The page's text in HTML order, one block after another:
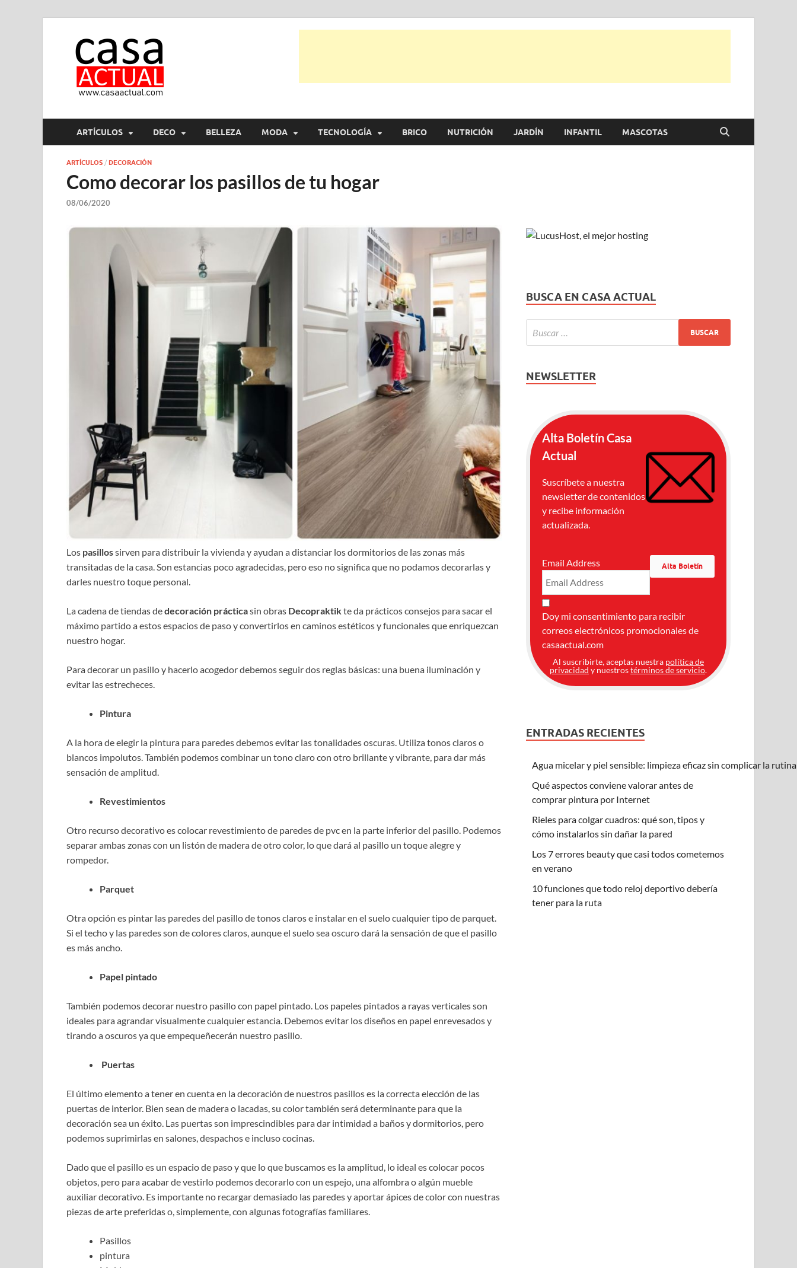
ARTÍCULOS DECO BELLEZA MODA TECNOLOGÍA BRICO NUTRICIÓN JARDÍN INFANTIL MASCOTAS
ARTÍCULOS / DECORACIÓN
Como decorar los pasillos de tu hogar
08/06/2020
Los pasillossirven para distribuir la vivienda y ayudan a distanciar los dormitorios de las zonas más
transitadas de la casa. Son estancias poco agradecidas, pero eso no significa que no podamos decorarlas y
darles nuestro toque personal.
La cadena de tiendas dedecoración prácticasin obras Decopraktikte da prácticos consejos para sacar el
máximo partido a estos espacios de paso y convertirlos en caminos estéticos y funcionales que enriquezcan
nuestro hogar.
Para decorar un pasillo y hacerlo acogedor debemos seguir dos reglas básicas: una buena iluminación y
evitar las estrecheces.
Pintura
A la hora de elegir la pintura para paredes debemos evitar las tonalidades oscuras. Utiliza tonos claros o
blancos impolutos. También podemos combinar un tono claro con otro brillante y vibrante, para dar más
sensación de amplitud.
Revestimientos
Otro recurso decorativo es colocar revestimiento de paredes de pvc en la parte inferior del pasillo. Podemos
separar ambas zonas con un listón de madera de otro color, lo que dará al pasillo un toque alegre y
rompedor.
Parquet
Otra opción es pintar las paredes del pasillo de tonos claros e instalar en el suelo cualquier tipo de parquet.
Si el techo y las paredes son de colores claros, aunque el suelo sea oscuro dará la sensación de que el pasillo
es más ancho.
Papel pintado
También podemos decorar nuestro pasillo con papel pintado. Los papeles pintados a rayas verticales son
ideales para agrandar visualmente cualquier estancia. Debemos evitar los diseños en papel enrevesados y
tirando a oscuros ya que empequeñecerán nuestro pasillo.
Puertas
El último elemento a tener en cuenta en la decoración de nuestros pasillos es la correcta elección de las
puertas de interior. Bien sean de madera o lacadas, su color también será determinante para que la
decoración sea un éxito. Las puertas son imprescindibles para dar intimidad a baños y dormitorios, pero
podemos suprimirlas en salones, despachos e incluso cocinas.
Dado que el pasillo es un espacio de paso y que lo que buscamos es la amplitud, lo ideal es colocar pocos
objetos, pero para acabar de vestirlo podemos decorarlo con un espejo, una alfombra o algún mueble
auxiliar decorativo. Es importante no recargar demasiado las paredes y aportar ápices de color con nuestras
piezas de arte preferidas o, simplemente, con algunas fotografías familiares.
Pasillos
pintura
BUSCA EN CASA ACTUAL
NEWSLETTER
Alta Boletín Casa
Actual
Suscríbete a nuestra
newsletter de contenidos
y recibe información
actualizada.
Email Address
Doy mi consentimiento para recibir
correos electrónicos promocionales de
casaactual.com
Al suscribirte, aceptas nuestra política de
privacidad y nuestrostérminos de servicio.
ENTRADAS RECIENTES
Agua micelar y piel sensible: limpieza eficaz sin complicar la
Qué aspectos conviene valorar antes de
comprar pintura por Internet
Rieles para colgar cuadros: qué son, tipos y
cómo instalarlos sin dañar la pared
Los 7 errores beauty que casi todos cometemos
en verano
10 funciones que todo reloj deportivo debería
tener para la ruta